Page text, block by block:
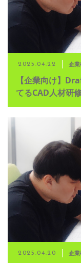
2025.04.22 企
【企業向け】
てるCAD人材研
2025.04.20 企